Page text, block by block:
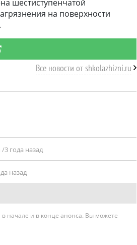
шестиступенчатой
на поверхности
Все новости от shkolazhizni.ru
/3 года назад
назад
в начале и в конце анонса. Вы можете